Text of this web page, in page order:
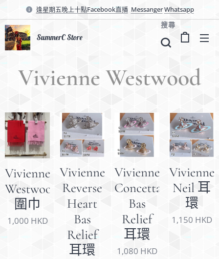
逢星期五晚上十點Facebook直播 MessangerWhatsapp
SummerC Store
搜尋
Vivienne Westwood
Vivienne
Westwood
圍巾
1,000 HKD
Vivienne
Reverse
Heart
Bas
Relief
耳環
Vivienne
Concetta
Bas
Relief
耳環
1,080 HKD
Vivienne
Neil 耳
環
1,150 HKD